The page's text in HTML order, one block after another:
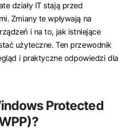
działy IT stają przed
Zmiany te wpływają na
i na to, jak istniejące
użyteczne. Ten przewodnik
i praktyczne odpowiedzi dla
Protected